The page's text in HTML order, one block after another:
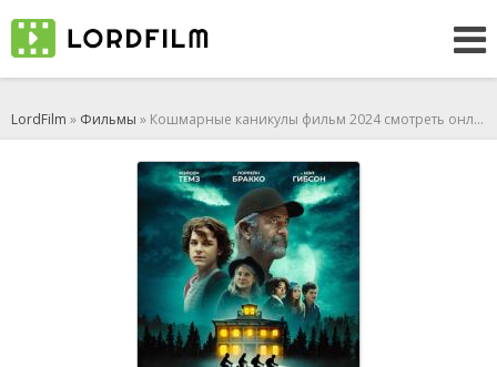
LordFilm » Фильмы » Кошмарные каникулы фильм 2024 смотреть онлайн